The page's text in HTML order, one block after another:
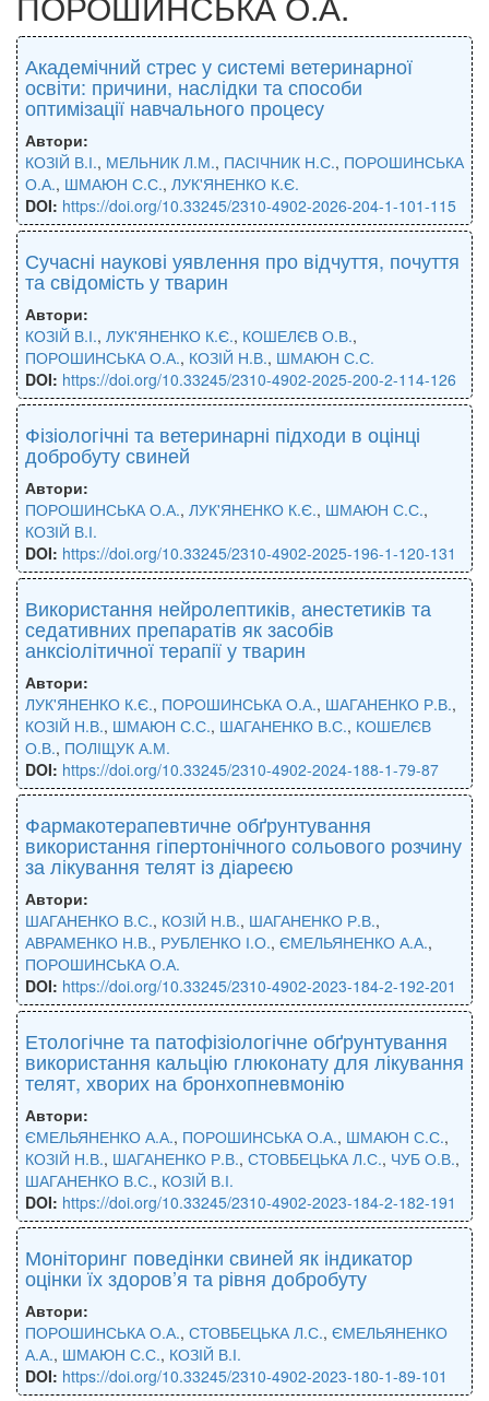
Академічний стрес у системі ветеринарної
освіти: причини, наслідки та способи
оптимізації навчального процесу
Автори:
КОЗІЙ В.І., МЕЛЬНИК Л.М., ПАСІЧНИК Н.С., ПОРОШИНСЬКА
О.А., ШМАЮН С.С., ЛУК'ЯНЕНКО К.Є.
DOI: https://doi.org/10.33245/2310-4902-2026-204-1-101-115
Сучасні наукові уявлення про відчуття, почуття
та свідомість у тварин
Автори:
КОЗІЙ В.І., ЛУК'ЯНЕНКО К.Є., КОШЕЛЄВ О.В.,
ПОРОШИНСЬКА О.А., КОЗІЙ Н.В., ШМАЮН С.С.
DOI: https://doi.org/10.33245/2310-4902-2025-200-2-114-126
Фізіологічні та ветеринарні підходи в оцінці
добробуту свиней
Автори:
ПОРОШИНСЬКА О.А., ЛУК'ЯНЕНКО К.Є., ШМАЮН С.С.,
КОЗІЙ В.І.
DOI: https://doi.org/10.33245/2310-4902-2025-196-1-120-131
Використання нейролептиків, анестетиків та
седативних препаратів як засобів
анксіолітичної терапії у тварин
Автори:
ЛУК'ЯНЕНКО К.Є., ПОРОШИНСЬКА О.А., ШАГАНЕНКО Р.В.,
КОЗІЙ Н.В., ШМАЮН С.С., ШАГАНЕНКО В.С., КОШЕЛЄВ
О.В., ПОЛІЩУК А.М.
DOI: https://doi.org/10.33245/2310-4902-2024-188-1-79-87
Фармакотерапевтичне обґрунтування
використання гіпертонічного сольового розчину
за лікування телят із діареєю
Автори:
ШАГАНЕНКО В.С., КОЗІЙ Н.В., ШАГАНЕНКО Р.В.,
АВРАМЕНКО Н.В., РУБЛЕНКО І.О., ЄМЕЛЬЯНЕНКО А.А.,
ПОРОШИНСЬКА О.А.
DOI: https://doi.org/10.33245/2310-4902-2023-184-2-192-201
Етологічне та патофізіологічне обґрунтування
використання кальцію глюконату для лікування
телят, хворих на бронхопневмонію
Автори:
ЄМЕЛЬЯНЕНКО А.А., ПОРОШИНСЬКА О.А., ШМАЮН С.С.,
КОЗІЙ Н.В., ШАГАНЕНКО Р.В., СТОВБЕЦЬКА Л.С., ЧУБ О.В.,
ШАГАНЕНКО В.С., КОЗІЙ В.І.
DOI: https://doi.org/10.33245/2310-4902-2023-184-2-182-191
Моніторинг поведінки свиней як індикатор
оцінки їх здоров’я та рівня добробуту
Автори:
ПОРОШИНСЬКА О.А., СТОВБЕЦЬКА Л.С., ЄМЕЛЬЯНЕНКО
А.А., ШМАЮН С.С., КОЗІЙ В.І.
DOI: https://doi.org/10.33245/2310-4902-2023-180-1-89-101